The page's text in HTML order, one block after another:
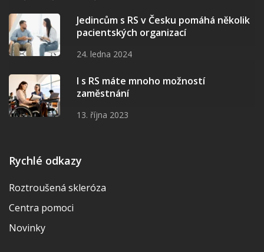
Jedincům s RS v Česku pomáhá několik
pacientských organizací
24. ledna 2024
I s RS máte mnoho možností
zaměstnání
13. října 2023
Rychlé odkazy
Roztroušená skleróza
Centra pomoci
Novinky